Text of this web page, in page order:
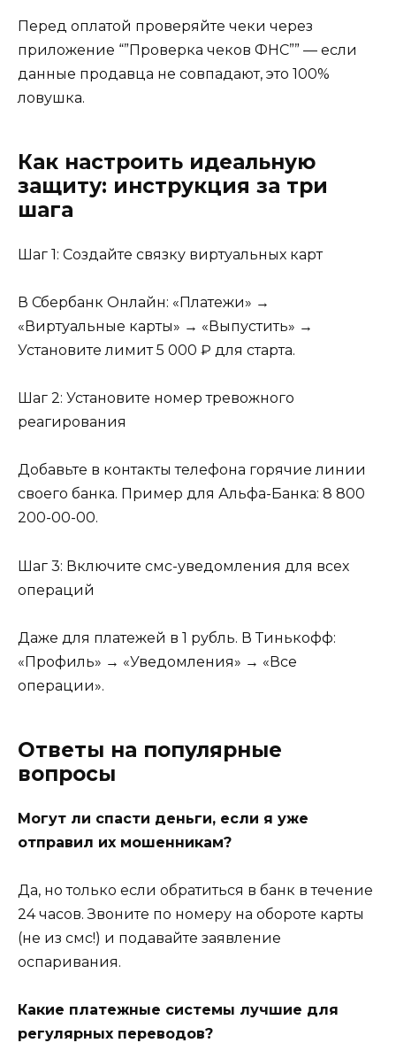
Перед оплатой проверяйте чеки через
приложение “”Проверка чеков ФНС”” — если
данные продавца не совпадают, это 100%
ловушка.
Как настроить идеальную
защиту: инструкция за три
шага
Шаг 1: Создайте связку виртуальных карт
В Сбербанк Онлайн: «Платежи» →
«Виртуальные карты» → «Выпустить» →
Установите лимит 5 000 ₽ для старта.
Шаг 2: Установите номер тревожного
реагирования
Добавьте в контакты телефона горячие линии
своего банка. Пример для Альфа-Банка: 8 800
200-00-00.
Шаг 3: Включите смс-уведомления для всех
операций
Даже для платежей в 1 рубль. В Тинькофф:
«Профиль» → «Уведомления» → «Все
операции».
Ответы на популярные
вопросы
Могут ли спасти деньги, если я уже
отправил их мошенникам?
Да, но только если обратиться в банк в течение
24 часов. Звоните по номеру на обороте карты
(не из смс!) и подавайте заявление
оспаривания.
Какие платежные системы лучшие для
регулярных переводов?